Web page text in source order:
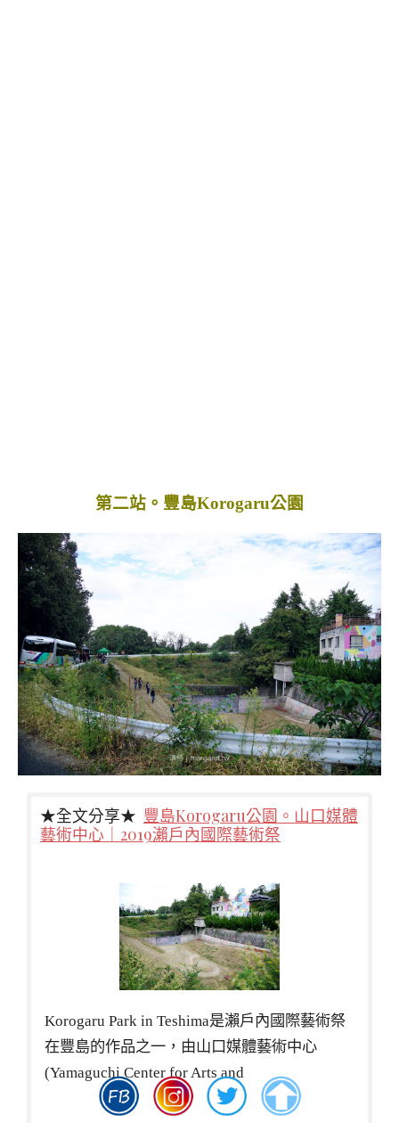
第二站。豐島Korogaru公園
★全文分享★ 豐島Korogaru公園。山口媒體
藝術中心｜2019瀨戶內國際藝術祭
Korogaru Park in Teshima是瀨戶內國際藝術祭
在豐島的作品之一，由山口媒體藝術中心
(Yamaguchi Center for Arts and